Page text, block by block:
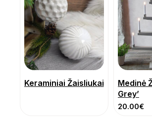
Keraminiai Žaisliukai
Medinė
Grey’
20.00€